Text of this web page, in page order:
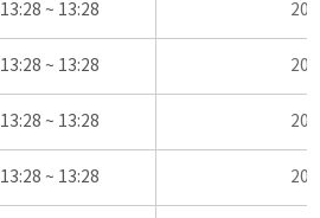
13:28 ~ 13:28
13:28 ~ 13:28
13:28 ~ 13:28
13:28 ~ 13:28